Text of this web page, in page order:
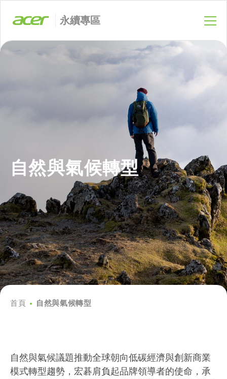
永續專區
自然與氣候轉型
首頁 自然與氣候轉型
自然與氣候議題推動全球朝向低碳經濟與創新商業
模式轉型趨勢，宏碁肩負起品牌領導者的使命，承